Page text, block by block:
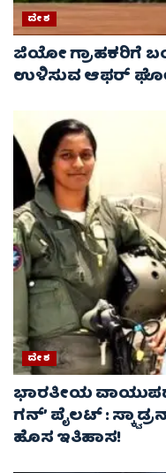
ದೇಶ
ಜಿಯೋ ಗ್ರಾಹಕರಿಗೆ
ಉಳಿಸುವ ಆಫರ್
ದೇಶ
ಭಾರತೀಯ
ಗನ್’ ಪೈಲಟ್ :
ಹೊಸ ಇತಿಹಾಸ!